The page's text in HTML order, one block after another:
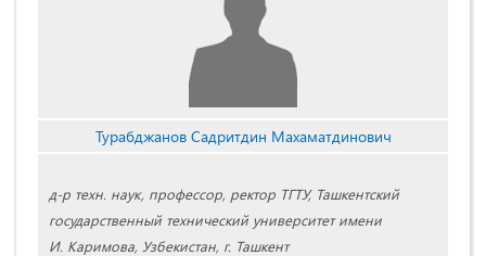
Турабджанов Садритдин Махаматдинович
д-р техн. наук, профессор, ректор ТГТУ, Ташкентский
государственный технический университет имени
И. Каримова, Узбекистан, г. Ташкент